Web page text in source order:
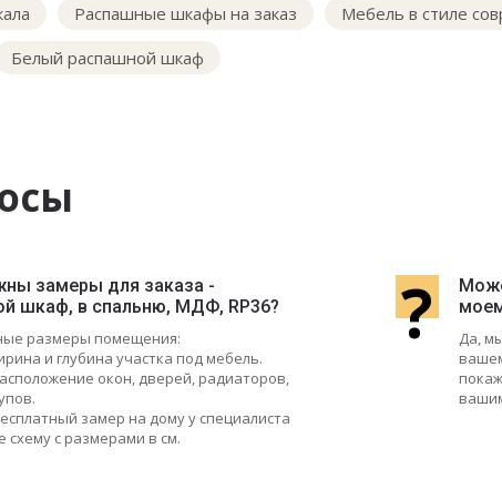
Распашные шкафы на заказ Мебель в стиле
Белый распашной шкаф
замеры для заказа -
шкаф, в спальню, МДФ, RP36?
размеры помещения:
и глубина участка под мебель.
окон, дверей, радиаторов,
замер на дому у специалиста
схему с размерами в см.
?
Да,